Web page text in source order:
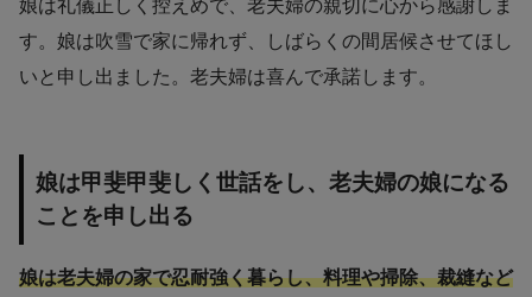
娘は礼儀正しく控えめで、老夫婦の親切に心から感謝しま
す。娘は吹雪で家に帰れず、しばらくの間居候させてほし
いと申し出ました。老夫婦は喜んで承諾します。
娘は甲斐甲斐しく世話をし、老夫婦の娘になる
ことを申し出る
娘は老夫婦の家で忍耐強く暮らし、料理や掃除、裁縫など